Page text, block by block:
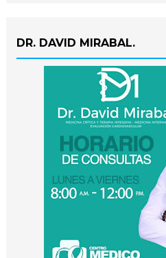
DR. DAVID MIRABAL.